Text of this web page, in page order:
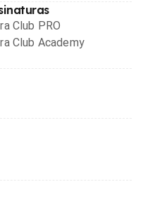
Club PRO
Club Academy